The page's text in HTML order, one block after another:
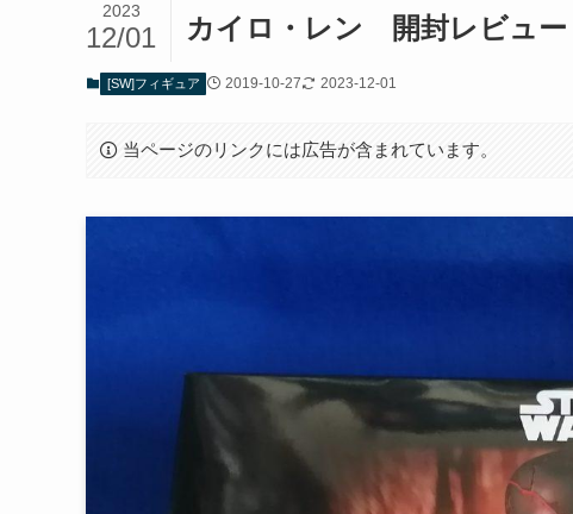
カイロ・レン 開封レビュー
2023
12/01
[SW]フィギュア 2019-10-27 2023-12-01
当ページのリンクには広告が含まれています。